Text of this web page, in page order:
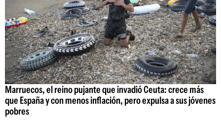
Marruecos, el reino pujante que invadió Ceuta: crece más
que España y con menos inflación, pero expulsa a sus jóvenes
pobres